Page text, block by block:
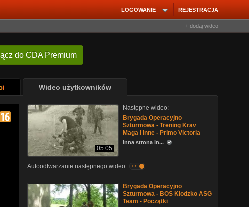
REJESTRACJA
LOGOWANIE
+ dodaj wideo
do CDA Premium
Wideo użytkowników
05:05
Następne wideo:
Brygada Operacyjno
Szturmowa - Trening Krav
Maga i inne - Primo Victoria
Inna strona in...
Autoodtwarzanie następnego wideo on
Brygada Operacyjno
Szturmowa - BOS Kłodzko ASG
Team - Początki